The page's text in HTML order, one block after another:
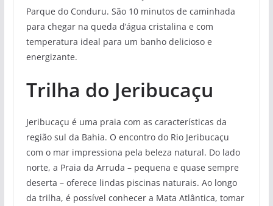
Parque do Conduru. São 10 minutos de caminhada
para chegar na queda d’água cristalina e com
temperatura ideal para um banho delicioso e
energizante.
Trilha do Jeribucaçu
Jeribucaçu é uma praia com as características da
região sul da Bahia. O encontro do Rio Jeribucaçu
com o mar impressiona pela beleza natural. Do lado
norte, a Praia da Arruda – pequena e quase sempre
deserta – oferece lindas piscinas naturais. Ao longo
da trilha, é possível conhecer a Mata Atlântica, tomar